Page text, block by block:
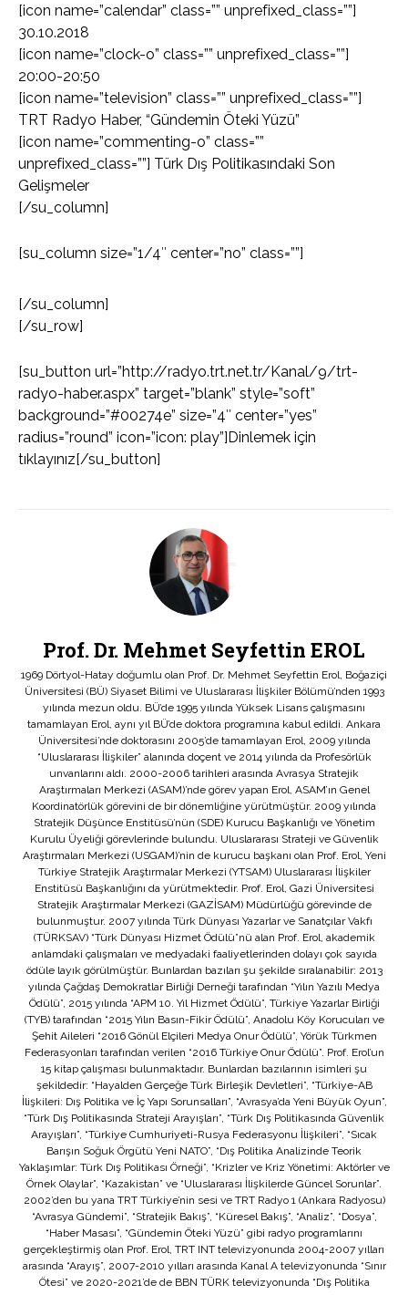
[icon name=”calendar” class=”” unprefixed_class=””]
30.10.2018
[icon name=”clock-o” class=”” unprefixed_class=””]
20:00-20:50
[icon name=”television” class=”” unprefixed_class=””]
TRT Radyo Haber, “Gündemin Öteki Yüzü”
[icon name=”commenting-o” class=””
unprefixed_class=””] Türk Dış Politikasındaki Son
Gelişmeler
[/su_column]
[su_column size=”1/4″ center=”no” class=””]
[/su_column]
[/su_row]
[su_button url=”http://radyo.trt.net.tr/Kanal/9/trt-
radyo-haber.aspx” target=”blank” style=”soft”
background=”#00274e” size=”4″ center=”yes”
radius=”round” icon=”icon: play”]Dinlemek için
tıklayınız[/su_button]
Prof. Dr. Mehmet Seyfettin EROL
1969 Dörtyol-Hatay doğumlu olan Prof. Dr. Mehmet Seyfettin Erol, Boğaziçi
Üniversitesi (BÜ) Siyaset Bilimi ve Uluslararası İlişkiler Bölümü’nden 1993
yılında mezun oldu. BÜ’de 1995 yılında Yüksek Lisans çalışmasını
tamamlayan Erol, aynı yıl BÜ’de doktora programına kabul edildi. Ankara
Üniversitesi’nde doktorasını 2005’de tamamlayan Erol, 2009 yılında
“Uluslararası İlişkiler” alanında doçent ve 2014 yılında da Profesörlük
unvanlarını aldı. 2000-2006 tarihleri arasında Avrasya Stratejik
Araştırmaları Merkezi (ASAM)’nde görev yapan Erol, ASAM’ın Genel
Koordinatörlük görevini de bir dönemliğine yürütmüştür. 2009 yılında
Stratejik Düşünce Enstitüsü’nün (SDE) Kurucu Başkanlığı ve Yönetim
Kurulu Üyeliği görevlerinde bulundu. Uluslararası Strateji ve Güvenlik
Araştırmaları Merkezi (USGAM)’nin de kurucu başkanı olan Prof. Erol, Yeni
Türkiye Stratejik Araştırmalar Merkezi (YTSAM) Uluslararası İlişkiler
Enstitüsü Başkanlığını da yürütmektedir. Prof. Erol, Gazi Üniversitesi
Stratejik Araştırmalar Merkezi (GAZİSAM) Müdürlüğü görevinde de
bulunmuştur. 2007 yılında Türk Dünyası Yazarlar ve Sanatçılar Vakfı
(TÜRKSAV) “Türk Dünyası Hizmet Ödülü”nü alan Prof. Erol, akademik
anlamdaki çalışmaları ve medyadaki faaliyetlerinden dolayı çok sayıda
ödüle layık görülmüştür. Bunlardan bazıları şu şekilde sıralanabilir: 2013
yılında Çağdaş Demokratlar Birliği Derneği tarafından “Yılın Yazılı Medya
Ödülü”, 2015 yılında “APM 10. Yıl Hizmet Ödülü”, Türkiye Yazarlar Birliği
(TYB) tarafından “2015 Yılın Basın-Fikir Ödülü”, Anadolu Köy Korucuları ve
Şehit Aileleri “2016 Gönül Elçileri Medya Onur Ödülü”, Yörük Türkmen
Federasyonları tarafından verilen “2016 Türkiye Onur Ödülü”. Prof. Erol’un
15 kitap çalışması bulunmaktadır. Bunlardan bazılarının isimleri şu
şekildedir: “Hayalden Gerçeğe Türk Birleşik Devletleri”, “Türkiye-AB
İlişkileri: Dış Politika ve İç Yapı Sorunsalları”, “Avrasya’da Yeni Büyük Oyun”,
“Türk Dış Politikasında Strateji Arayışları”, “Türk Dış Politikasında Güvenlik
Arayışları”, “Türkiye Cumhuriyeti-Rusya Federasyonu İlişkileri”, “Sıcak
Barışın Soğuk Örgütü Yeni NATO”, “Dış Politika Analizinde Teorik
Yaklaşımlar: Türk Dış Politikası Örneği”, “Krizler ve Kriz Yönetimi: Aktörler ve
Örnek Olaylar”, “Kazakistan” ve “Uluslararası İlişkilerde Güncel Sorunlar”.
2002’den bu yana TRT Türkiye’nin sesi ve TRT Radyo 1 (Ankara Radyosu)
“Avrasya Gündemi”, “Stratejik Bakış”, “Küresel Bakış”, “Analiz”, “Dosya”,
“Haber Masası”, “Gündemin Öteki Yüzü” gibi radyo programlarını
gerçekleştirmiş olan Prof. Erol, TRT INT televizyonunda 2004-2007 yılları
arasında “Arayış”, 2007-2010 yılları arasında Kanal A televizyonunda “Sınır
Ötesi” ve 2020-2021’de de BBN TÜRK televizyonunda “Dış Politika